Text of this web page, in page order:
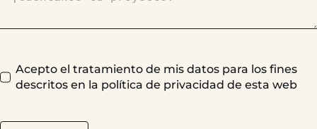
Acepto el tratamiento de mis datos para los fines
descritos en la política de privacidad de esta web